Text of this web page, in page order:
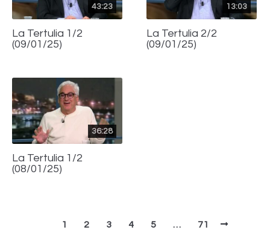
43:23
La Tertulia 1/2
(09/01/25)
13:03
La Tertulia 2/2
(09/01/25)
36:28
La Tertulia 1/2
(08/01/25)
1 2 3 4 5 … 71